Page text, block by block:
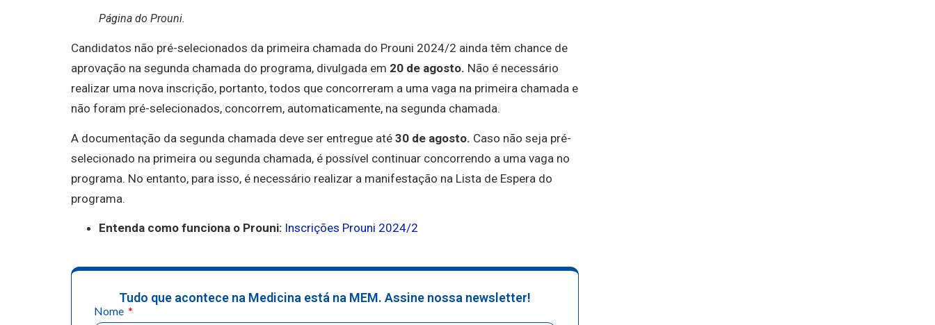
Página do Prouni.
Candidatos não pré-selecionados da primeira chamada do Prouni 2024/2 ainda têm chance de
aprovação na segunda chamada do programa, divulgada em 20 de agosto. Não é necessário
realizar uma nova inscrição, portanto, todos que concorreram a uma vaga na primeira chamada e
não foram pré-selecionados, concorrem, automaticamente, na segunda chamada.
A documentação da segunda chamada deve ser entregue até 30 de agosto. Caso não seja pré-
selecionado na primeira ou segunda chamada, é possível continuar concorrendo a uma vaga no
programa. No entanto, para isso, é necessário realizar a manifestação na Lista de Espera do
programa.
Entenda como funciona o Prouni: Inscrições Prouni 2024/2
Tudo que acontece na Medicina está na MEM. Assine nossa newsletter!
Nome